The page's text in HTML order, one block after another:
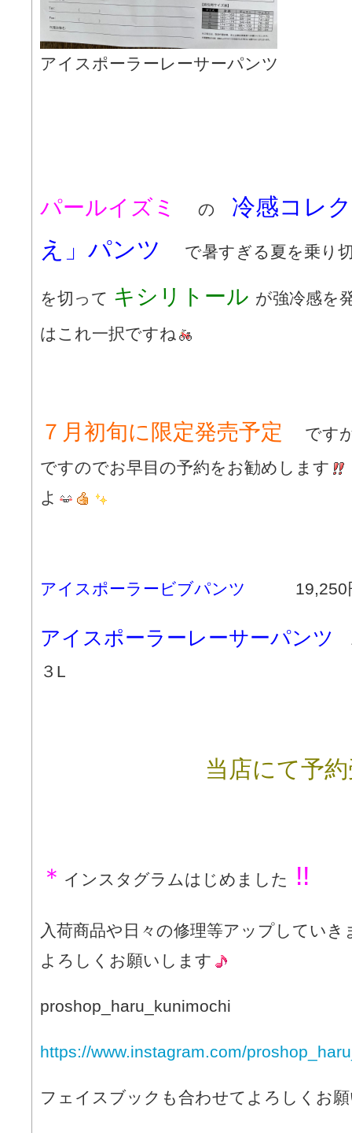
アイスポーラーレーサーパンツ
パールイズミ の 冷感コレ
え」パンツ
で暑すぎる夏を乗り
を切って キシリトール が強冷感を
はこれ一択ですね
７月初旬に限定発売予定
で
ですのでお早目の予約をお勧めします
よ
アイスポーラービブパンツ 19,250円
アイスポーラーレーサーパンツ
３L
当店にて予約受
＊ インスタグラムはじめました !!
入荷商品や日々の修理等アップしてい
よろしくお願いします
proshop_haru_kunimochi
https://www.instagram.com/
フェイスブックも合わせてよろしくお